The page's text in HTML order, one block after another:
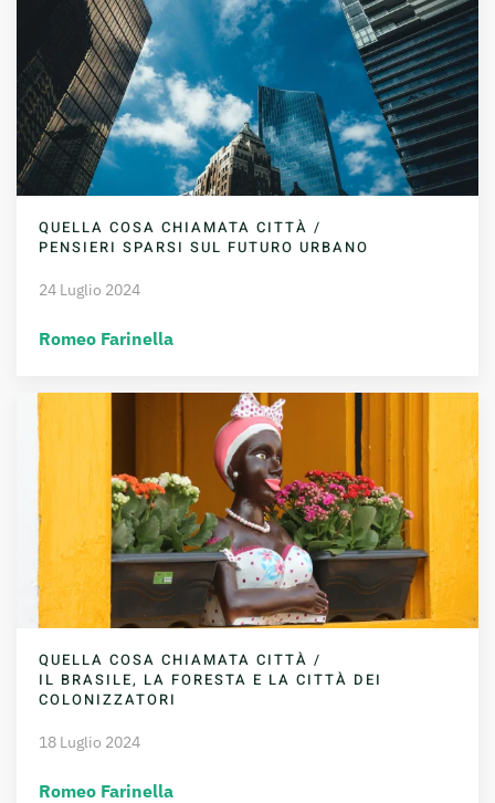
QUELLA COSA CHIAMATA CITTÀ /
PENSIERI SPARSI SUL FUTURO URBANO
24 Luglio 2024
Romeo Farinella
QUELLA COSA CHIAMATA CITTÀ /
IL BRASILE, LA FORESTA E LA CITTÀ DEI
COLONIZZATORI
18 Luglio 2024
Romeo Farinella